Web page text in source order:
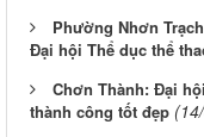
Phường Nhơn
Đại hội Thể dục thể
Chơn Thành: Đại
thành công tốt đẹp